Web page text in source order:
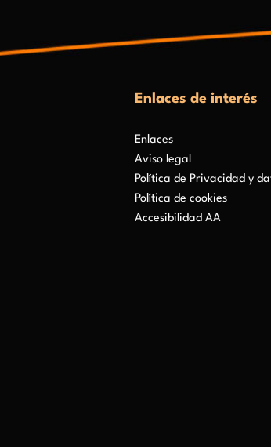
Enlaces de interés
Enlaces
Aviso legal
Política de Privacidad y
Política de cookies
Accesibilidad AA